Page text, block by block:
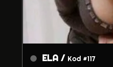
ELA / Kod #117